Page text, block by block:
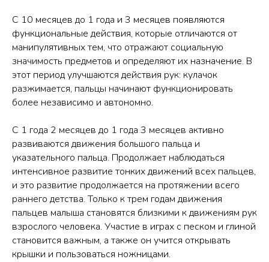
С 10 месяцев до 1 года и 3 месяцев появляются
функциональные действия, которые отличаются от
манипулятивных тем, что отражают социальную
значимость предметов и определяют их назначение. В
этот период улучшаются действия рук: кулачок
разжимается, пальцы начинают функционировать
более независимо и автономно.
С 1 года 2 месяцев до 1 года 3 месяцев активно
развиваются движения большого пальца и
указательного пальца. Продолжает наблюдаться
интенсивное развитие тонких движений всех пальцев,
и это развитие продолжается на протяжении всего
раннего детства. Только к трем годам движения
пальцев малыша становятся близкими к движениям рук
взрослого человека. Участие в играх с песком и глиной
становится важным, а также он учится открывать
крышки и пользоваться ножницами.